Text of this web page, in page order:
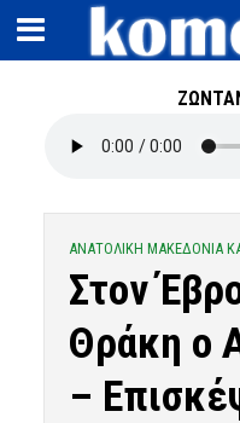
ΑΝΑΤΟΛΙΚΗ ΜΑΚΕΔΟΝΙΑ
Στον
Θράκη ο
–